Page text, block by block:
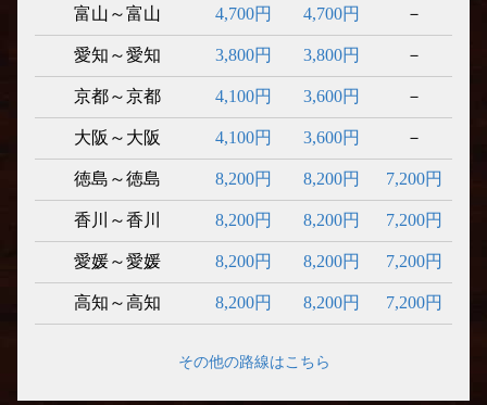
富山～富山 4,700円 4,700円 －
愛知～愛知 3,800円 3,800円 －
京都～京都 4,100円 3,600円 －
大阪～大阪 4,100円 3,600円 －
徳島～徳島 8,200円 8,200円 7,200円
香川～香川 8,200円 8,200円 7,200円
愛媛～愛媛 8,200円 8,200円 7,200円
高知～高知 8,200円 8,200円 7,200円
その他の路線はこちら